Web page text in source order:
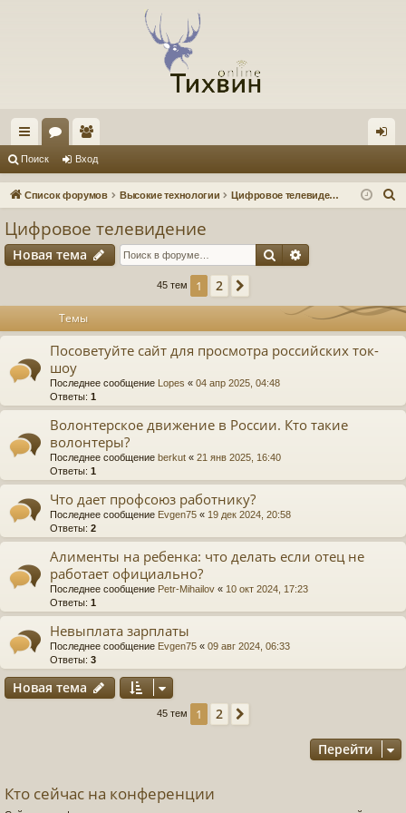
с
ы ум
ол
ьз
ел
д
Поиск Вход
Список форумов Высокие технологии Цифровое телевидение
Цифровое телевидение
Новая тема Поиск
45 тем 1 2
Темы
Посоветуйте сайт для просмотра российских ток-
шоу
Последнее сообщение Lopes « 04 апр 2025, 04:48
Ответы: 1
Волонтерское движение в России. Кто такие
волонтеры?
Последнее сообщение berkut « 21 янв 2025, 16:40
Ответы: 1
Что дает профсоюз работнику?
Последнее сообщение Evgen75 « 19 дек 2024, 20:58
Ответы: 2
Алименты на ребенка: что делать если отец не
работает официально?
Последнее сообщение Petr-Mihailov « 10 окт 2024, 17:23
Ответы: 1
Невыплата зарплаты
Последнее сообщение Evgen75 « 09 авг 2024, 06:33
Ответы: 3
Новая тема
45 тем 1 2
Перейти
Кто сейчас на конференции